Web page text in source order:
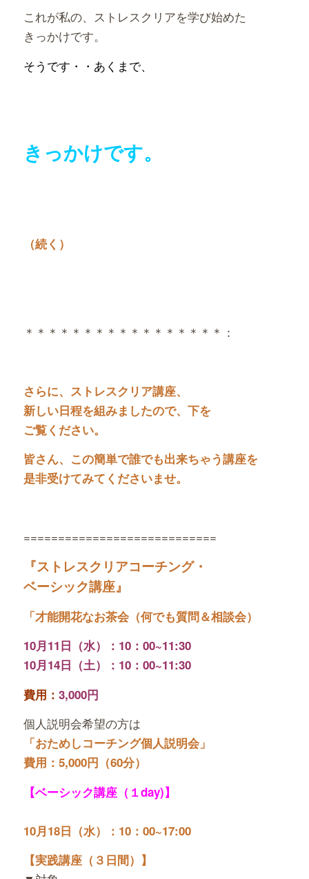
これが私の、ストレスクリアを学び始めた
きっかけです。
そうです・・あくまで、
きっかけです。
（続く）
＊＊＊＊＊＊＊＊＊＊＊＊＊＊＊＊＊：
さらに、ストレスクリア講座、
新しい日程を組みましたので、下を
ご覧ください。
皆さん、この簡単で誰でも出来ちゃう講座を
是非受けてみてくださいませ。
============================
『ストレスクリアコーチング・
ベーシック講座』
「才能開花なお茶会（何でも質問＆相談会）
10月11日（水）：10：00~11:30
10月14日（土）：10：00~11:30
費用： 3,000円
個人説明会希望の方は
「おためしコーチング個人説明会」
費用：5,000円（60分）
【ベーシック講座（１day)】
10月18日（水）：10：00~17:00
【実践講座（３日間）】